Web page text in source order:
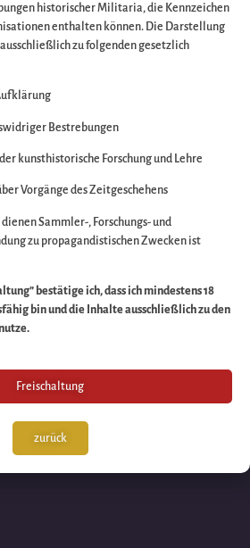
Sie
die
an
Sache
Sie bald
vorbei!
historischer Militaria, die Kennzeichen
enthalten können. Die Darstellung
zu folgenden gesetzlich
Bestrebungen
kunsthistorische Forschung und Lehre
Vorgänge des Zeitgeschehens
Sammler-, Forschungs- und
zu propagandistischen Zwecken ist
bestätige ich, dass ich mindestens 18
bin und die Inhalte ausschließlich zu den
Freischaltung
zurück